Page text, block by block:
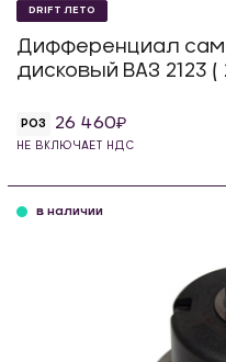
DRIFT ЛЕТО
Дифференциал
дисковый ВАЗ 2123 (
РОЗ 26 460
НЕ ВКЛЮЧАЕТ НДС
в наличии